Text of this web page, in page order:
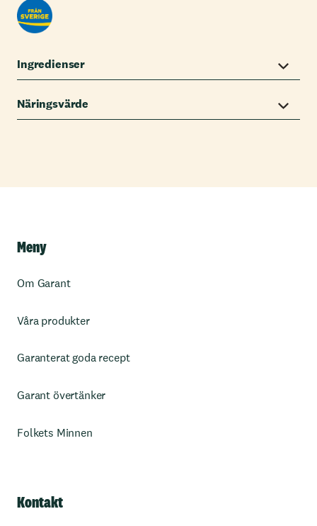
Ingredienser
Näringsvärde
Meny
Om Garant
Våra produkter
Garanterat goda recept
Garant övertänker
Folkets Minnen
Kontakt